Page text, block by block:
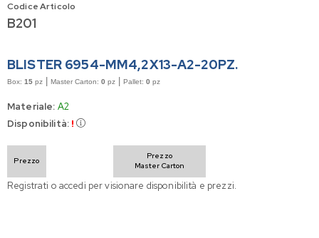
Codice Articolo
B201
BLISTER 6954-MM4,2X13-A2-20PZ.
Box: 15 pz Master Carton: 0 pz Pallet: 0 pz
Materiale: A2
Disponibilità: !
Prezzo
Prezzo
Master Carton
Registrati o accedi per visionare disponibilità e prezzi.